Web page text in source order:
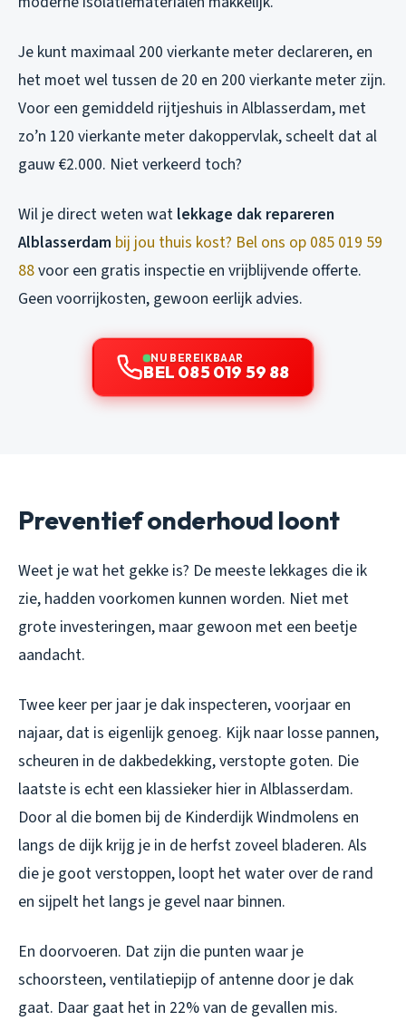
Je kunt maximaal 200 vierkante meter declareren, en
het moet wel tussen de 20 en 200 vierkante meter zijn.
Voor een gemiddeld rijtjeshuis in Alblasserdam, met
zo’n 120 vierkante meter dakoppervlak, scheelt dat al
gauw €2.000. Niet verkeerd toch?
Wil je direct weten wat lekkage dak repareren
Alblasserdam bij jou thuis kost? Bel ons op 085 019 59
88voor een gratis inspectie en vrijblijvende offerte.
Geen voorrijkosten, gewoon eerlijk advies.
NU BEREIKBAAR
BEL 085 019 59 88
Preventief onderhoud loont
Weet je wat het gekke is? De meeste lekkages die ik
zie, hadden voorkomen kunnen worden. Niet met
grote investeringen, maar gewoon met een beetje
aandacht.
Twee keer per jaar je dak inspecteren, voorjaar en
najaar, dat is eigenlijk genoeg. Kijk naar losse pannen,
scheuren in de dakbedekking, verstopte goten. Die
laatste is echt een klassieker hier in Alblasserdam.
Door al die bomen bij de Kinderdijk Windmolens en
langs de dijk krijg je in de herfst zoveel bladeren. Als
die je goot verstoppen, loopt het water over de rand
en sijpelt het langs je gevel naar binnen.
En doorvoeren. Dat zijn die punten waar je
schoorsteen, ventilatiepijp of antenne door je dak
gaat. Daar gaat het in 22% van de gevallen mis.